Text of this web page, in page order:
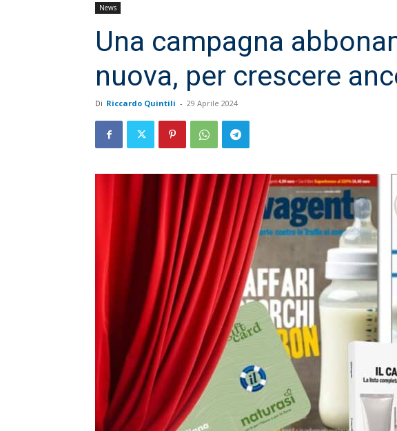
News
Una campagna
nuova, per crescere
Di Riccardo Quintili - 29 Aprile 2024